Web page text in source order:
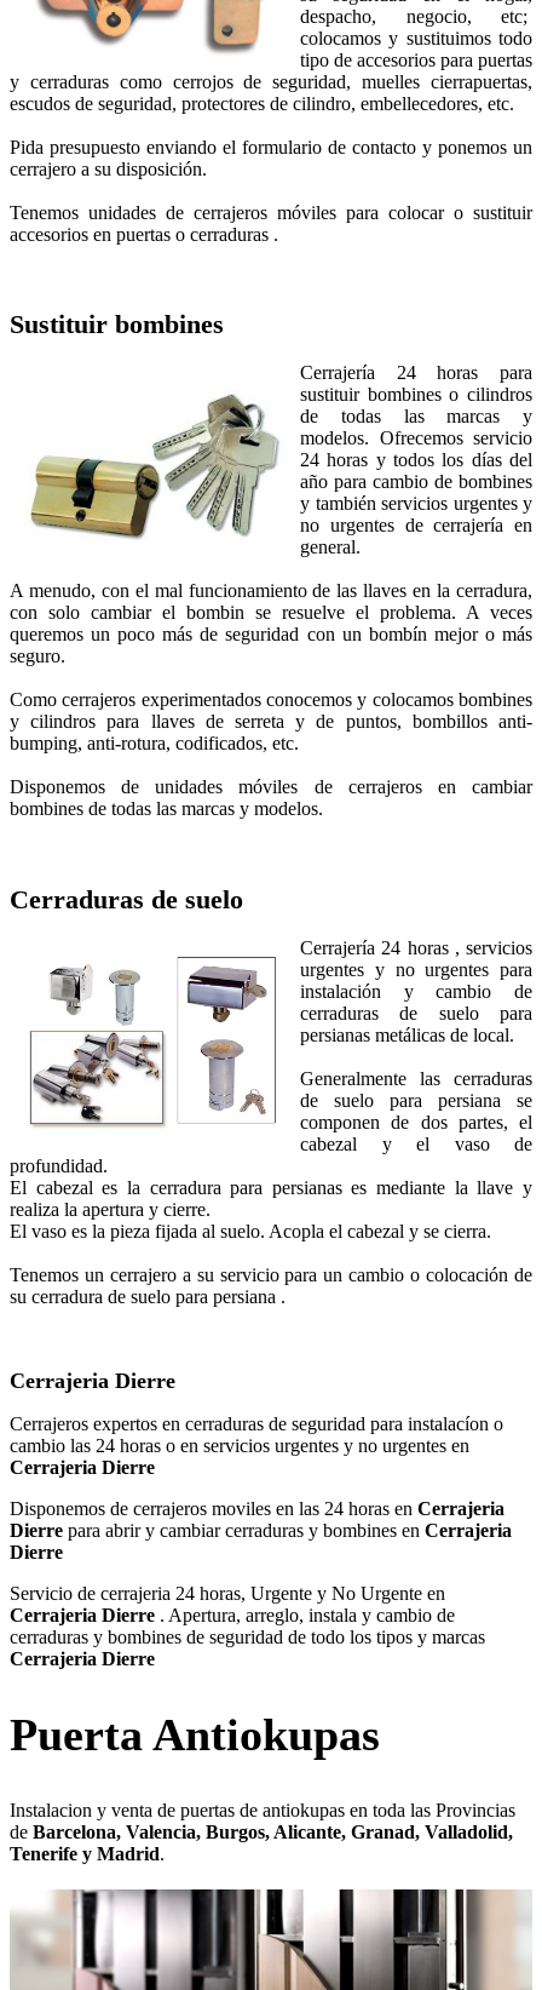
despacho, negocio, etc;
colocamos y sustituimos todo
tipo de accesorios para puertas
y cerraduras como cerrojos de seguridad, muelles cierrapuertas,
escudos de seguridad, protectores de cilindro, embellecedores, etc.
Pida presupuesto enviando el formulario de contacto y ponemos un
cerrajero a su disposición.
Tenemos unidades de cerrajeros móviles para colocar o sustituir
accesorios en puertas o cerraduras .
Sustituir bombines
Cerrajería 24 horas para
sustituir bombines o cilindros
de todas las marcas y
modelos. Ofrecemos servicio
24 horas y todos los días del
año para cambio de bombines
y también servicios urgentes y
no urgentes de cerrajería en
general.
A menudo, con el mal funcionamiento de las llaves en la cerradura,
con solo cambiar el bombin se resuelve el problema. A veces
queremos un poco más de seguridad con un bombín mejor o más
seguro.
Como cerrajeros experimentados conocemos y colocamos bombines
y cilindros para llaves de serreta y de puntos, bombillos anti-
bumping, anti-rotura, codificados, etc.
Disponemos de unidades móviles de cerrajeros en cambiar
bombines de todas las marcas y modelos.
Cerraduras de suelo
Cerrajería 24 horas , servicios
urgentes y no urgentes para
instalación y cambio de
cerraduras de suelo para
persianas metálicas de local.
Generalmente las cerraduras
de suelo para persiana se
componen de dos partes, el
cabezal y el vaso de
profundidad.
El cabezal es la cerradura para persianas es mediante la llave y
realiza la apertura y cierre.
El vaso es la pieza fijada al suelo. Acopla el cabezal y se cierra.
Tenemos un cerrajero a su servicio para un cambio o colocación de
su cerradura de suelo para persiana .
Cerrajeria Dierre
Cerrajeros expertos en cerraduras de seguridad para instalacíon o
cambio las 24 horas o en servicios urgentes y no urgentes en
Cerrajeria Dierre
Disponemos de cerrajeros moviles en las 24 horas en Cerrajeria
Dierre para abrir y cambiar cerraduras y bombines en Cerrajeria
Dierre
Servicio de cerrajeria 24 horas, Urgente y No Urgente en
Cerrajeria Dierre . Apertura, arreglo, instala y cambio de
cerraduras y bombines de seguridad de todo los tipos y marcas
Cerrajeria Dierre
Puerta Antiokupas
Instalacion y venta de puertas de antiokupas en toda las Provincias
de Barcelona, Valencia, Burgos, Alicante, Granad, Valladolid,
Tenerife y Madrid.